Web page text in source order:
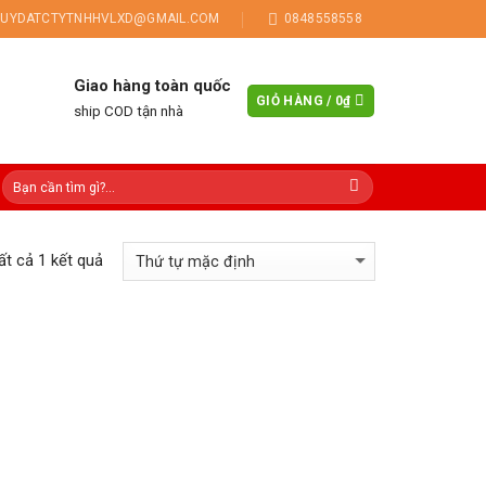
0848558558
Giao hàng toàn quốc
ship COD tận nhà
GIỎ HÀNG / 0₫
cả 1 kết quả